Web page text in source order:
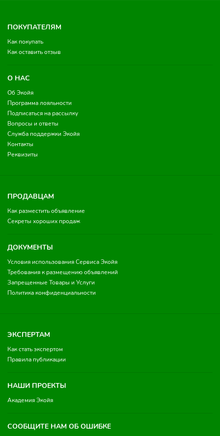
ПОКУПАТЕЛЯМ
Как покупать
Как оставить отзыв
О НАС
Об Экойя
Программа лояльности
Подписаться на рассылку
Вопросы и ответы
Служба поддержки Экойя
Контакты
Реквизиты
ПРОДАВЦАМ
Как разместить объявление
Секреты хороших продаж
ДОКУМЕНТЫ
Условия использования Сервиса Экойя
Требования к размещению объявлений
Запрещенные Товары и Услуги
Политика конфиденциальности
ЭКСПЕРТАМ
Как стать экспертом
Правила публикации
НАШИ ПРОЕКТЫ
Академия Экойя
СООБЩИТЕ НАМ ОБ ОШИБКЕ